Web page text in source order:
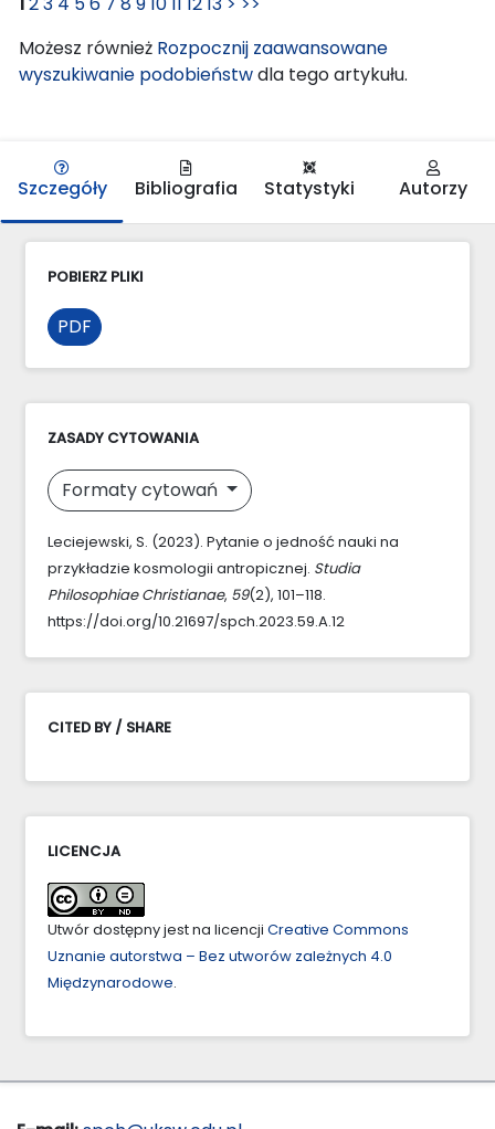
Możesz również Rozpocznij zaawansowane
wyszukiwanie podobieństwdla tego artykułu.
Szczegóły Bibliografia Statystyki Autorzy
POBIERZ PLIKI
PDF
ZASADY CYTOWANIA
Formaty cytowań
Leciejewski, S. (2023). Pytanie o jedność nauki na
przykładzie kosmologii antropicznej. Studia
Philosophiae Christianae, 59(2), 101–118.
https://doi.org/10.21697/spch.2023.59.A.12
CITED BY / SHARE
LICENCJA
Utwór dostępny jest na licencji Creative Commons
Uznanie autorstwa – Bez utworów zależnych 4.0
Międzynarodowe.